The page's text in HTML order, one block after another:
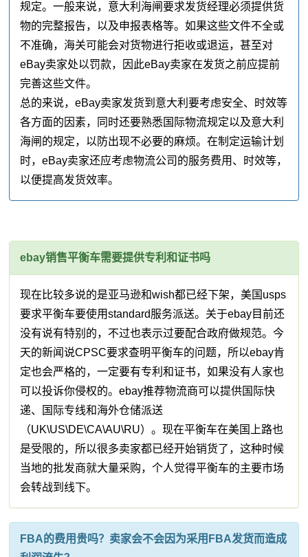
规定。一般来说，意大利海闸要求发货经理必须提供货
物的完整报告，以及申报表格等。如果这些文件不全或
不准确，海关可能会对货物进行拒收或退运，甚至对
eBay卖家处以罚款，因此eBay卖家在发货之前应提前
完善这些文件。
总的来说，eBay卖家发货到意大利要考虑安全、时效等
各方面的因素，同时还要熟悉国际物流规定以及意大利
海闸的规定，以防出现不必要的麻烦。在制定运输计划
时，eBay卖家还应考虑物流公司的服务费用、时效等，
以便提高发货效率。
ebay销售平衡车需要提供专利和证书吗
现在比较多说的是亚马逊和wish都已经下架，美国usps
要求平衡车要使用standard服务派送。关于ebay目前还
没有说有特别的，不过也表示过要配合政府做规范。今
天的新闻说CPSC要求查明平衡车的问题，所以ebay肯
定也会严格的，一定要有专利和证书，如果没有人家也
可以投诉你侵权的。ebay推荐物流商可以提供国际快
递、国际专线和海外仓储派送
（UK\US\DE\CA\AU\RU）。现在平衡车在美国上路也
是受限的，所以很多卖家都已经开始销货了，这种时候
当地的批发商就大量采购，个人觉得平衡车的主要市场
会转战到线下。
FBA的费用贵吗？卖家会不会因为采用FBA发货而造成